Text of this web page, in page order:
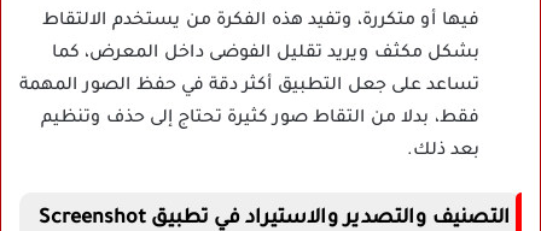
فيها أو متكررة، وتفيد هذه الفكرة من يستخدم الالتقاط
بشكل مكثف ويريد تقليل الفوضى داخل المعرض، كما
تساعد على جعل التطبيق أكثر دقة في حفظ الصور المهمة
فقط، بدلا من التقاط صور كثيرة تحتاج إلى حذف وتنظيم
بعد ذلك.
التصنيف والتصدير والاستيراد في تطبيق Screenshot